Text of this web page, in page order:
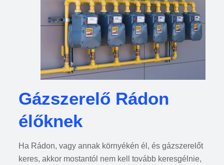
Gázszerelő Rádon
élőknek
Ha Rádon, vagy annak környékén él, és gázszerelőt
keres, akkor mostantól nem kell tovább keresgélnie,